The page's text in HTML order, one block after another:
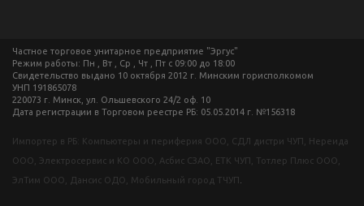
Частное торговое унитарное предприятие "Эргус"
Режим работы: Пн , Вт , Ср , Чт , Пт c 09:00 до 18:00
Свидетельство выдано 10 октября 2012 г. Минским горисполкомом
УНП 191865078
220073 г. Минск, ул. Ольшевского 24/2 оф. 10
Дата регистрации в Торговом реестре РБ: 05.05.2014 г. №156318
Импортер в РБ: Компьютеры и периферия ООО, СДЛ дистри ЧУП, Нереида
ООО, Электросервис и КО ООО, Асбис СЗАО, ЕТК ЧУП, Тотлер Плюс ООО,
ЭлТим ООО, Дансис ОДО, Мобильный город ТЧУП